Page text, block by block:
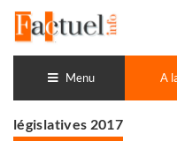
contenu
Menu A
législatives 2017